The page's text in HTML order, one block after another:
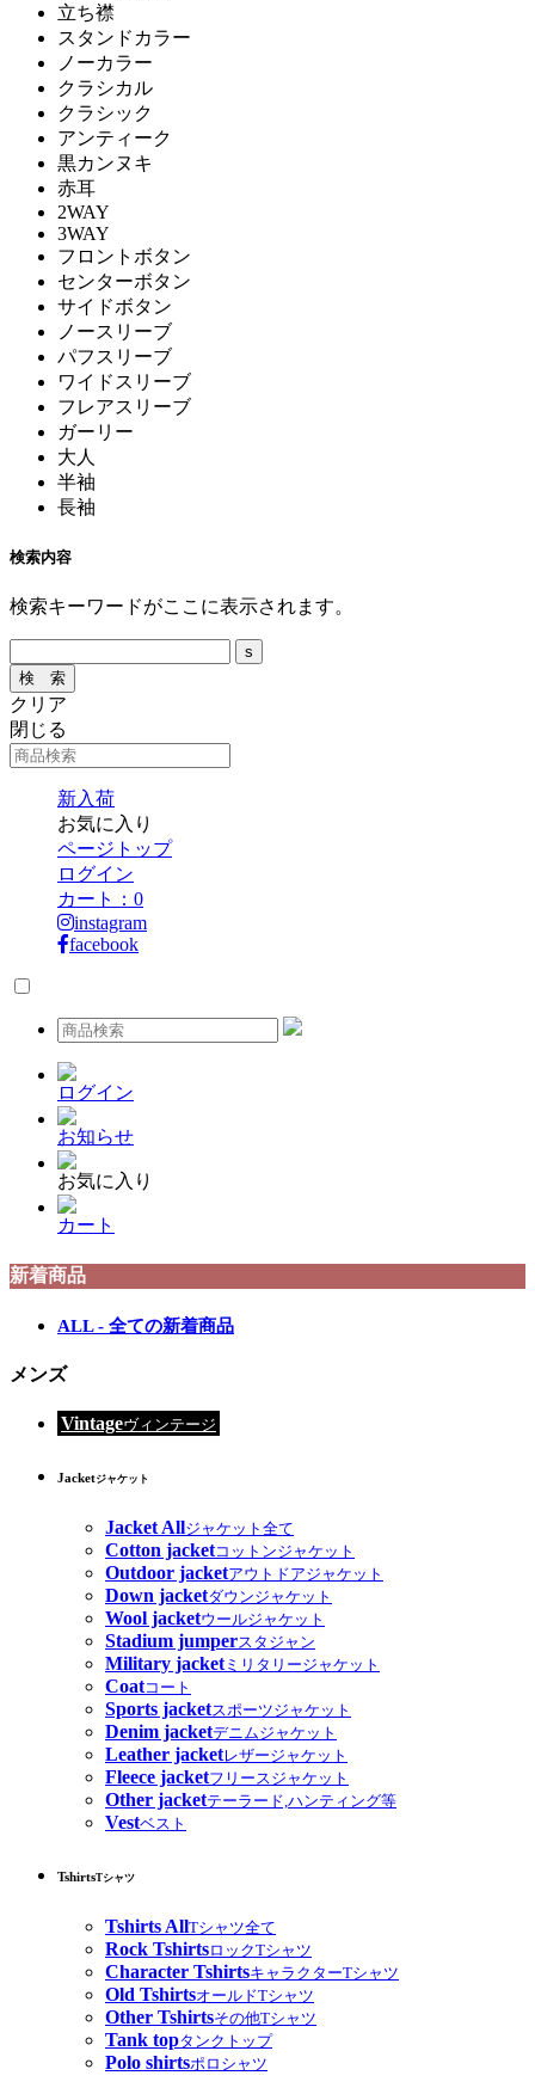
立ち襟
スタンドカラー
ノーカラー
クラシカル
クラシック
アンティーク
黒カンヌキ
赤耳
2WAY
3WAY
フロントボタン
センターボタン
サイドボタン
ノースリーブ
パフスリーブ
ワイドスリーブ
フレアスリーブ
ガーリー
大人
半袖
長袖
検索内容
検索キーワードがここに表示されます。
クリア
閉じる
新入荷
お気に入り
ページトップ
ログイン
カート： 0
instagram
facebook
ログイン
お知らせ
お気に入り
カート
新着商品
ALL - 全ての新着商品
メンズ
Vintageヴィンテージ
Jacketジャケット
Jacket Allジャケット全て
Cotton jacketコットンジャケット
Outdoor jacketアウトドアジャケット
Down jacketダウンジャケット
Wool jacketウールジャケット
Stadium jumperスタジャン
Military jacketミリタリージャケット
Coatコート
Sports jacketスポーツジャケット
Denim jacketデニムジャケット
Leather jacketレザージャケット
Fleece jacketフリースジャケット
Other jacketテーラード,ハンティング等
Vestベスト
TshirtsTシャツ
Tshirts AllTシャツ全て
Rock TshirtsロックTシャツ
Character TshirtsキャラクターTシャツ
Old TshirtsオールドTシャツ
Other Tshirtsその他Tシャツ
Tank topタンクトップ
Polo shirtsポロシャツ